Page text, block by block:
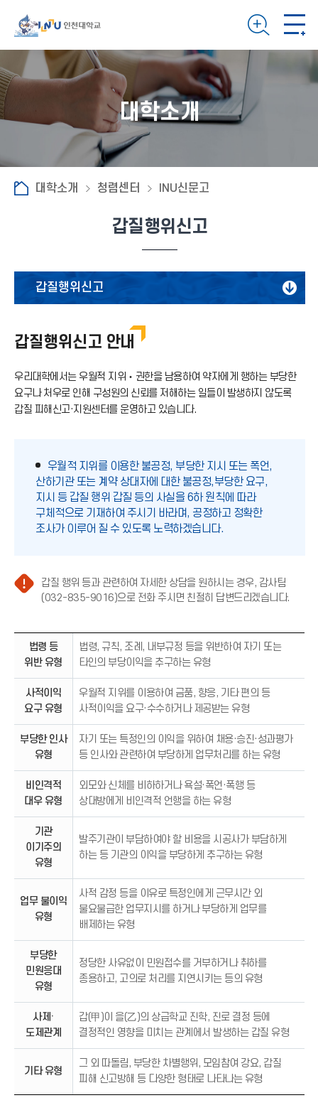
대학소개
대학소개 청렴센터 INU신문고
갑질행위신고
갑질행위신고
공익신고
E-감사실
갑질행위신고 안내
우리대학에서는 우월적 지위‧권한을 남용하여 약자에게 행하는 부당한
요구나 처우로 인해 구성원의 신뢰를 저해하는 일들이 발생하지 않도록
갑질 피해신고·지원센터를 운영하고 있습니다.
우월적 지위를 이용한 불공정, 부당한 지시 또는 폭언,
산하기관 또는 계약 상대자에 대한 불공정,부당한 요구,
지시 등 갑질 행위 갑질 등의 사실을 6하 원칙에 따라
구체적으로 기재하여 주시기 바라며, 공정하고 정확한
조사가 이루어 질 수 있도록 노력하겠습니다.
갑질 행위 등과 관련하여 자세한 상담을 원하시는 경우, 감사팀
(032-835-9016)으로 전화 주시면 친절히 답변드리겠습니다.주
)
법령 등
위반 유형
법령, 규칙, 조례, 내부규정 등을 위반하여 자기 또는
타인의 부당이익을 추구하는 유형
사적이익
요구 유형
우월적 지위를 이용하여 금품, 향응, 기타 편의 등
사적이익을 요구·수수하거나 제공받는 유형
부당한 인사
유형
자기 또는 특정인의 이익을 위하여 채용·승진·성과평가
등 인사와 관련하여 부당하게 업무처리를 하는 유형
비인격적
대우 유형
외모와 신체를 비하하거나 욕설·폭언·폭행 등
상대방에게 비인격적 언행을 하는 유형
기관
이기주의
유형
발주기관이 부담하여야 할 비용을 시공사가 부담하게
하는 등 기관의 이익을 부당하게 추구하는 유형
업무 불이익
유형
사적 감정 등을 이유로 특정인에게 근무시간 외
불요불급한 업무지시를 하거나 부당하게 업무를
배제하는 유형
부당한
민원응대
유형
정당한 사유없이 민원접수를 거부하거나 취하를
종용하고, 고의로 처리를 지연시키는 등의 유형
사제·
도제관계
갑(甲)이 을(乙)의 상급학교 진학, 진로 결정 등에
결정적인 영향을 미치는 관계에서 발생하는 갑질 유형
기타 유형
그 외 따돌림, 부당한 차별행위, 모임참여 강요, 갑질
피해 신고방해 등 다양한 형태로 나타나는 유형